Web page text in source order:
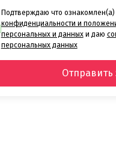
Подтверждаю что ознакомлен(а)
конфиденциальности и
персональных и данныхи даю
персональных данных
Отправить